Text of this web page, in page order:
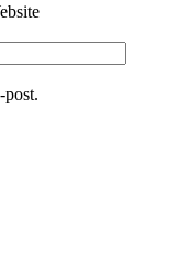
post.